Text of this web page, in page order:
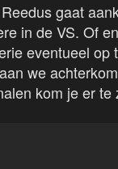
gaat
in de VS. Of
eventueel op
we
kom je er te